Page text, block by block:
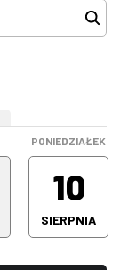
(0)
(101)
(0)
PONIEDZIAŁEK
10
SIERPNIA